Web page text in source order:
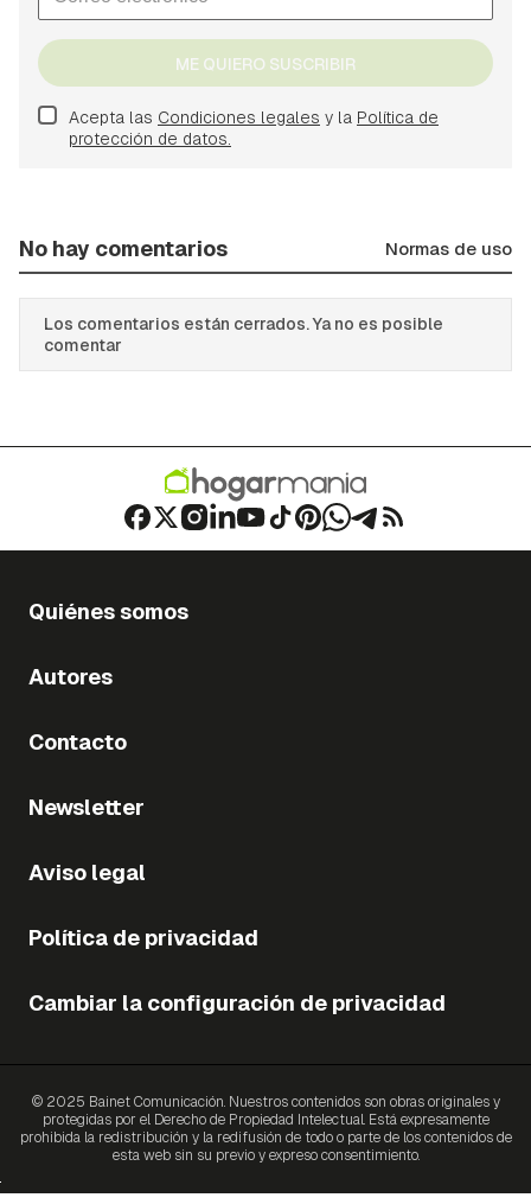
ME QUIERO SUSCRIBIR
Acepta las Condiciones legales y la Política de
protección de datos.
No hay comentarios Normas de uso
Los comentarios están cerrados. Ya no es posible
comentar
Quiénes somos
Autores
Contacto
Newsletter
Aviso legal
Política de privacidad
Cambiar la configuración de privacidad
© 2025 Bainet Comunicación. Nuestros contenidos son obras originales y
protegidas por el Derecho de Propiedad Intelectual. Está expresamente
prohibida la redistribución y la redifusión de todo o parte de los contenidos de
esta web sin su previo y expreso consentimiento.